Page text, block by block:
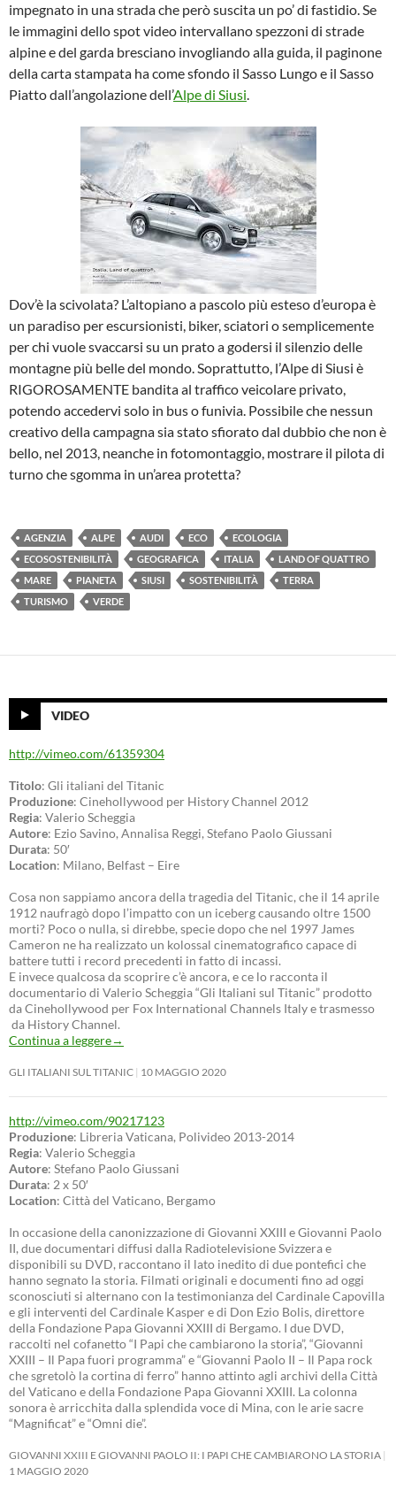
impegnato in una strada che però suscita un po’ di fastidio. Se
le immagini dello spot video intervallano spezzoni di strade
alpine e del garda bresciano invogliando alla guida, il paginone
della carta stampata ha come sfondo il Sasso Lungo e il Sasso
Piatto dall’angolazione dell’Alpe di Siusi.
Dov’è la scivolata? L’altopiano a pascolo più esteso d’europa è
un paradiso per escursionisti, biker, sciatori o semplicemente
per chi vuole svaccarsi su un prato a godersi il silenzio delle
montagne più belle del mondo. Soprattutto, l’Alpe di Siusi è
RIGOROSAMENTE bandita al traffico veicolare privato,
potendo accedervi solo in bus o funivia. Possibile che nessun
creativo della campagna sia stato sfiorato dal dubbio che non è
bello, nel 2013, neanche in fotomontaggio, mostrare il pilota di
turno che sgomma in un’area protetta?
AGENZIA ALPE AUDI ECO
ECOLOGIA
ECOSOSTENIBILITÀ
GEOGRAFICA ITALIA
LAND OF QUATTRO
MARE
PIANETA SIUSI SOSTENIBILITÀ
TERRA
TURISMO
VERDE
VIDEO
http://vimeo.com/61359304
Titolo: Gli italiani del Titanic
Produzione: Cinehollywood per History Channel 2012
Regia: Valerio Scheggia
Autore: Ezio Savino, Annalisa Reggi, Stefano Paolo Giussani
Durata: 50′
Location: Milano, Belfast – Eire
Cosa non sappiamo ancora della tragedia del Titanic, che il 14 aprile
1912 naufragò dopo l’impatto con un iceberg causando oltre 1500
morti? Poco o nulla, si direbbe, specie dopo che nel 1997 James
Cameron ne ha realizzato un kolossal cinematografico capace di
battere tutti i record precedenti in fatto di incassi.
E invece qualcosa da scoprire c’è ancora, e ce lo racconta il
documentario di Valerio Scheggia “Gli Italiani sul Titanic” prodotto
da Cinehollywood per Fox International Channels Italy e trasmesso
da History Channel.
Continua a leggere→
GLI ITALIANI SUL TITANIC 10 MAGGIO 2020
http://vimeo.com/90217123
Produzione: Libreria Vaticana, Polivideo 2013-2014
Regia: Valerio Scheggia
Autore: Stefano Paolo Giussani
Durata: 2 x 50′
Location: Città del Vaticano, Bergamo
In occasione della canonizzazione di Giovanni XXIII e Giovanni Paolo
II, due documentari diffusi dalla Radiotelevisione Svizzera e
disponibili su DVD, raccontano il lato inedito di due pontefici che
hanno segnato la storia. Filmati originali e documenti fino ad oggi
sconosciuti si alternano con la testimonianza del Cardinale Capovilla
e gli interventi del Cardinale Kasper e di Don Ezio Bolis, direttore
della Fondazione Papa Giovanni XXIII di Bergamo. I due DVD,
raccolti nel cofanetto “I Papi che cambiarono la storia”, “Giovanni
XXIII – Il Papa fuori programma” e “Giovanni Paolo II – Il Papa rock
che sgretolò la cortina di ferro” hanno attinto agli archivi della Città
del Vaticano e della Fondazione Papa Giovanni XXIII. La colonna
sonora è arricchita dalla splendida voce di Mina, con le arie sacre
“Magnificat” e “Omni die”.
GIOVANNI XXIII E GIOVANNI PAOLO II: I PAPI CHE CAMBIARONO LA STORIA
1 MAGGIO 2020